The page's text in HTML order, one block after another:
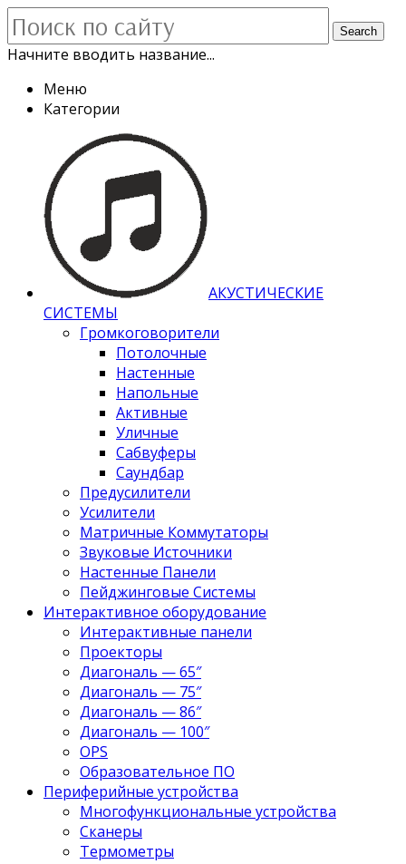
Search
Начните вводить название...
Меню
Категории
АКУСТИЧЕСКИЕ
СИСТЕМЫ
Громкоговорители
Потолочные
Настенные
Напольные
Активные
Уличные
Сабвуферы
Саундбар
Предусилители
Усилители
Матричные Коммутаторы
Звуковые Источники
Настенные Панели
Пейджинговые Системы
Интерактивное оборудование
Интерактивные панели
Проекторы
Диагональ — 65″
Диагональ — 75″
Диагональ — 86″
Диагональ — 100″
OPS
Образовательное ПО
Периферийные устройства
Многофункциональные устройства
Сканеры
Термометры